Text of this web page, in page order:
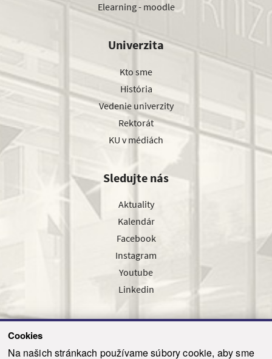
Cookies
Na našich stránkach používame súbory cookie, aby sme
Elearning - moodle
Univerzita
Kto sme
História
Vedenie univerzity
Rektorát
KU v médiách
Sledujte nás
Aktuality
Kalendár
Facebook
Instagram
Youtube
Linkedin